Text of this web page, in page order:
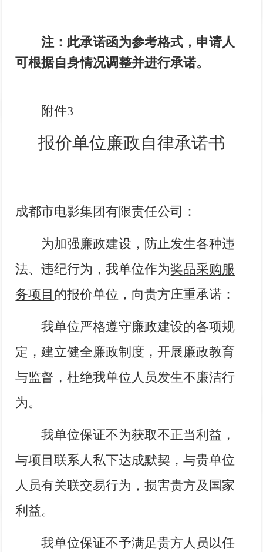
注：此承诺函为参考格式，申请人
可根据自身情况调整并进行承诺。
附件3
报价单位廉政自律承诺书
成都市电影集团有限责任公司：
为加强廉政建设，防止发生各种违
法、违纪行为，我单位作为奖品采购服
务项目 的报价单位，向贵方庄重承诺：
我单位严格遵守廉政建设的各项规
定，建立健全廉政制度，开展廉政教育
与监督，杜绝我单位人员发生不廉洁行
为。
我单位保证不为获取不正当利益，
与项目联系人私下达成默契，与贵单位
人员有关联交易行为，损害贵方及国家
利益。
我单位保证不予满足贵方人员以任